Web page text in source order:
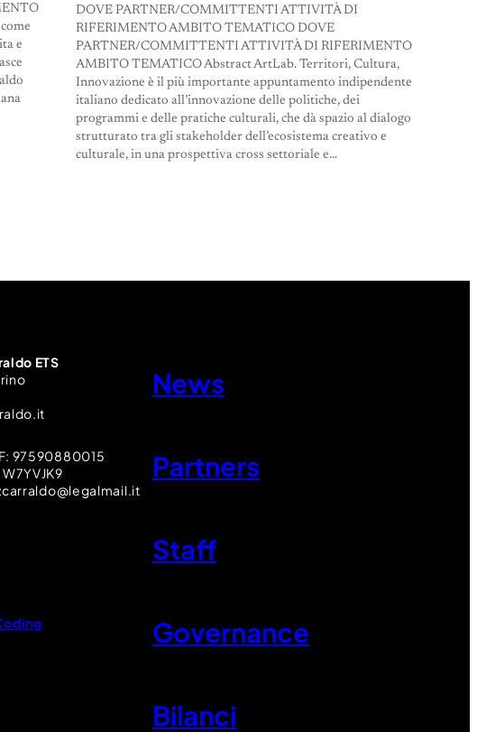
e
DOVE PARTNER/COMMITTENTI ATTIVITÀ DI
RIFERIMENTO AMBITO TEMATICO DOVE
PARTNER/COMMITTENTI ATTIVITÀ DI RIFERIMENTO
AMBITO TEMATICO Abstract ArtLab. Territori, Cultura,
Innovazione è il più importante appuntamento indipendente
italiano dedicato all’innovazione delle politiche, dei
programmi e delle pratiche culturali, che dà spazio al dialogo
strutturato tra gli stakeholder dell’ecosistema creativo e
culturale, in una prospettiva cross settoriale e…
ETS
97590880015
News
Partners
Staff
Governance
Bilanci